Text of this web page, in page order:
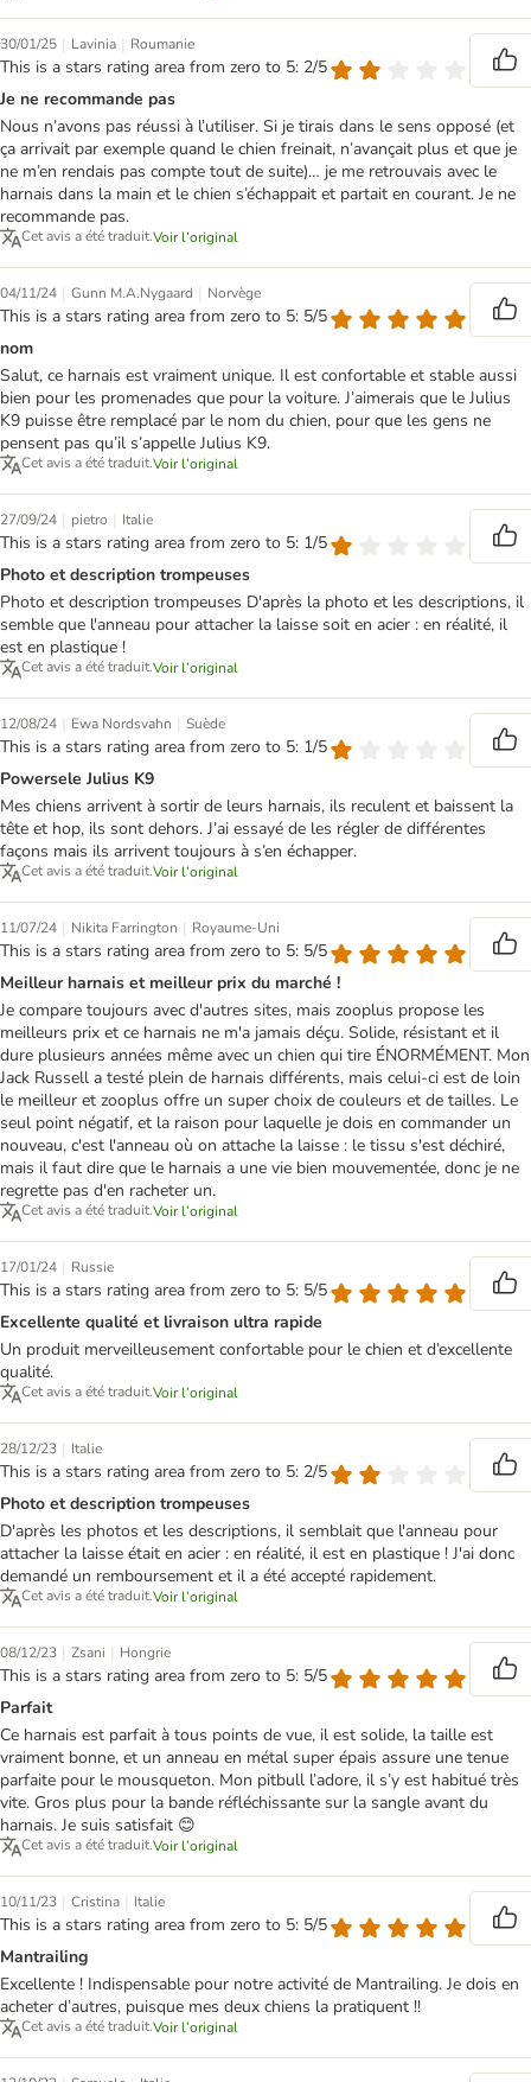
30/01/25 | Lavinia | Roumanie
This is a stars rating area from zero to 5: 2/5
Je ne recommande pas
Nous n’avons pas réussi à l’utiliser. Si je tirais dans le sens opposé (et
ça arrivait par exemple quand le chien freinait, n’avançait plus et que je
ne m’en rendais pas compte tout de suite)… je me retrouvais avec le
harnais dans la main et le chien s’échappait et partait en courant. Je ne
recommande pas.
Cet avis a été traduit.Voir l’original
04/11/24 | Gunn M.A.Nygaard | Norvège
This is a stars rating area from zero to 5: 5/5
nom
Salut, ce harnais est vraiment unique. Il est confortable et stable aussi
bien pour les promenades que pour la voiture. J’aimerais que le Julius
K9 puisse être remplacé par le nom du chien, pour que les gens ne
pensent pas qu’il s’appelle Julius K9.
Cet avis a été traduit.Voir l’original
27/09/24 | pietro | Italie
This is a stars rating area from zero to 5: 1/5
Photo et description trompeuses
Photo et description trompeuses D'après la photo et les descriptions, il
semble que l'anneau pour attacher la laisse soit en acier : en réalité, il
est en plastique !
Cet avis a été traduit.Voir l’original
12/08/24 | Ewa Nordsvahn | Suède
This is a stars rating area from zero to 5: 1/5
Powersele Julius K9
Mes chiens arrivent à sortir de leurs harnais, ils reculent et baissent la
tête et hop, ils sont dehors. J’ai essayé de les régler de différentes
façons mais ils arrivent toujours à s’en échapper.
Cet avis a été traduit.Voir l’original
11/07/24 | Nikita Farrington | Royaume-Uni
This is a stars rating area from zero to 5: 5/5
Meilleur harnais et meilleur prix du marché !
Je compare toujours avec d'autres sites, mais zooplus propose les
meilleurs prix et ce harnais ne m'a jamais déçu. Solide, résistant et il
dure plusieurs années même avec un chien qui tire ÉNORMÉMENT. Mon
Jack Russell a testé plein de harnais différents, mais celui-ci est de loin
le meilleur et zooplus offre un super choix de couleurs et de tailles. Le
seul point négatif, et la raison pour laquelle je dois en commander un
nouveau, c'est l'anneau où on attache la laisse : le tissu s'est déchiré,
mais il faut dire que le harnais a une vie bien mouvementée, donc je ne
regrette pas d'en racheter un.
Cet avis a été traduit.Voir l’original
17/01/24 | Russie
This is a stars rating area from zero to 5: 5/5
Excellente qualité et livraison ultra rapide
Un produit merveilleusement confortable pour le chien et d’excellente
qualité.
Cet avis a été traduit.Voir l’original
28/12/23 | Italie
This is a stars rating area from zero to 5: 2/5
Photo et description trompeuses
D'après les photos et les descriptions, il semblait que l'anneau pour
attacher la laisse était en acier : en réalité, il est en plastique ! J'ai donc
demandé un remboursement et il a été accepté rapidement.
Cet avis a été traduit.Voir l’original
08/12/23 | Zsani | Hongrie
This is a stars rating area from zero to 5: 5/5
Parfait
Ce harnais est parfait à tous points de vue, il est solide, la taille est
vraiment bonne, et un anneau en métal super épais assure une tenue
parfaite pour le mousqueton. Mon pitbull l’adore, il s’y est habitué très
vite. Gros plus pour la bande réfléchissante sur la sangle avant du
harnais. Je suis satisfait 😊
Cet avis a été traduit.Voir l’original
10/11/23 | Cristina | Italie
This is a stars rating area from zero to 5: 5/5
Mantrailing
Excellente ! Indispensable pour notre activité de Mantrailing. Je dois en
acheter d’autres, puisque mes deux chiens la pratiquent !!
Cet avis a été traduit.Voir l’original